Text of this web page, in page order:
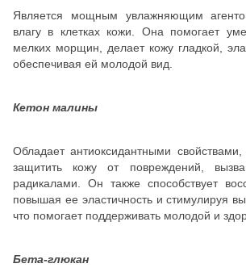
Является мощным увлажняющим
влагу в клетках кожи. Она помогает
мелких морщин, делает кожу гладкой,
обеспечивая ей молодой вид.
Кетон малины
Обладает антиоксидантными
защитить кожу от повреждений,
радикалами. Он также способствует
повышая ее эластичность и стимулируя
что помогает поддерживать молодой и
Бета-глюкан